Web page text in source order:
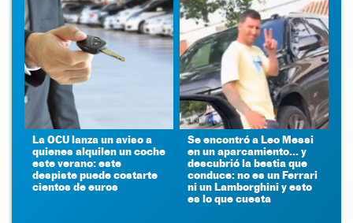
La OCU lanza un aviso a
quienes alquilen un coche
este verano: este
despiste puede costarte
cientos de euros
Se encontró a Leo Messi
en un aparcamiento... y
descubrió la bestia que
conduce: no es un Ferrari
ni un Lamborghini y esto
es lo que cuesta